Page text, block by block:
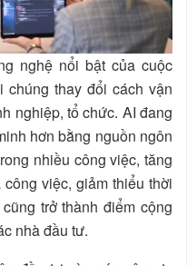
nghệ nổi bật của cuộc
chúng thay đổi cách vận
nghiệp, tổ chức. AI đang
hơn bằng nguồn ngôn
nhiều công việc, tăng
việc, giảm thiểu thời
trở thành điểm cộng
nhà đầu tư.